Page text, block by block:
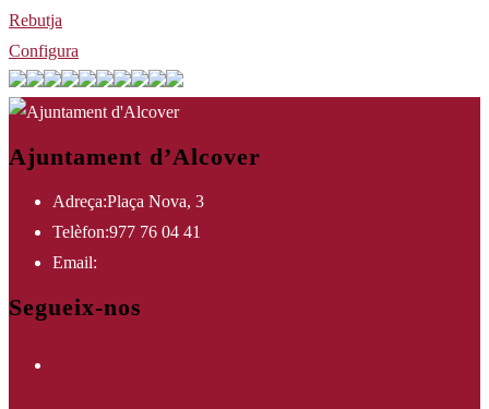
Rebutja
Configura
Ajuntament d’Alcover
Adreça:Plaça Nova, 3
Telèfon:977 76 04 41
Email:
Segueix-nos